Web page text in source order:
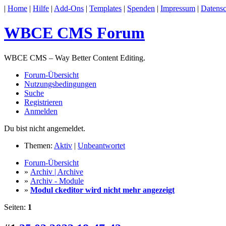
| Home | Hilfe | Add-Ons | Templates | Spenden | Impressum |
WBCE CMS Forum
WBCE CMS – Way Better Content Editing.
Forum-Übersicht
Nutzungsbedingungen
Suche
Registrieren
Anmelden
Du bist nicht angemeldet.
Themen: Aktiv | Unbeantwortet
Forum-Übersicht
» Archiv | Archive
» Archiv - Module
» Modul ckeditor wird nicht mehr angezeigt
Seiten: 1